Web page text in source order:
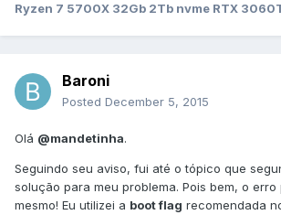
Ryzen 7 5700X 32Gb 2Tb nvme RTX
Baroni
Posted December 5, 2015
Olá @mandetinha.
Seguindo seu aviso, fui até o tópico que
solução para meu problema. Pois bem, o erro
mesmo! Eu utilizei a boot flag recomendada